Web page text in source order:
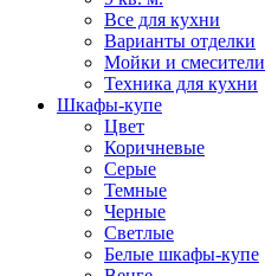
Все для кухни
Варианты отделки
Мойки и смесители
Техника для кухни
Шкафы-купе
Цвет
Коричневые
Серые
Темные
Черные
Светлые
Белые шкафы-купе